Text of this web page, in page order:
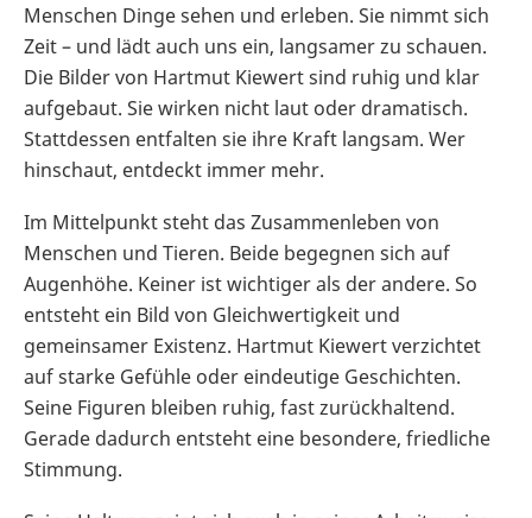
Menschen Dinge sehen und erleben. Sie nimmt sich
Zeit – und lädt auch uns ein, langsamer zu schauen.
Die Bilder von Hartmut Kiewert sind ruhig und klar
aufgebaut. Sie wirken nicht laut oder dramatisch.
Stattdessen entfalten sie ihre Kraft langsam. Wer
hinschaut, entdeckt immer mehr.
Im Mittelpunkt steht das Zusammenleben von
Menschen und Tieren. Beide begegnen sich auf
Augenhöhe. Keiner ist wichtiger als der andere. So
entsteht ein Bild von Gleichwertigkeit und
gemeinsamer Existenz. Hartmut Kiewert verzichtet
auf starke Gefühle oder eindeutige Geschichten.
Seine Figuren bleiben ruhig, fast zurückhaltend.
Gerade dadurch entsteht eine besondere, friedliche
Stimmung.